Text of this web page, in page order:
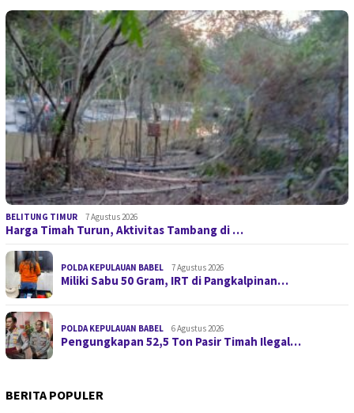
BELITUNG TIMUR 7 Agustus 2026
Harga Timah Turun, Aktivitas Tambang di …
POLDA KEPULAUAN BABEL 7 Agustus 2026
Miliki Sabu 50 Gram, IRT di Pangkalpinan…
POLDA KEPULAUAN BABEL 6 Agustus 2026
Pengungkapan 52,5 Ton Pasir Timah Ilegal…
BERITA POPULER